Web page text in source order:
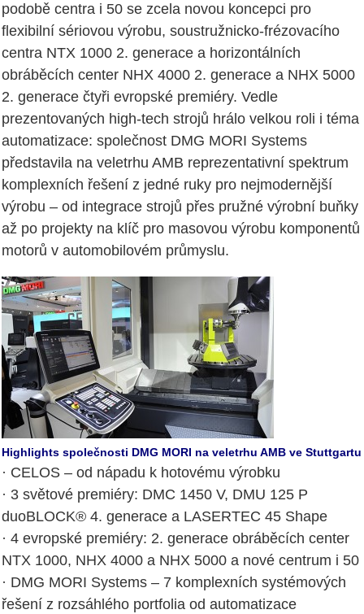
podobě centra i 50 se zcela novou koncepci pro
flexibilní sériovou výrobu, soustružnicko-frézovacího
centra NTX 1000 2. generace a horizontálních
obráběcích center NHX 4000 2. generace a NHX 5000
2. generace čtyři evropské premiéry. Vedle
prezentovaných high-tech strojů hrálo velkou roli i téma
automatizace: společnost DMG MORI Systems
představila na veletrhu AMB reprezentativní spektrum
komplexních řešení z jedné ruky pro nejmodernější
výrobu – od integrace strojů přes pružné výrobní buňky
až po projekty na klíč pro masovou výrobu komponentů
motorů v automobilovém průmyslu.
Highlights společnosti DMG MORI na veletrhu AMB ve Stuttgartu
· CELOS – od nápadu k hotovému výrobku
· 3 světové premiéry: DMC 1450 V, DMU 125 P
duoBLOCK® 4. generace a LASERTEC 45 Shape
· 4 evropské premiéry: 2. generace obráběcích center
NTX 1000, NHX 4000 a NHX 5000 a nové centrum i 50
· DMG MORI Systems – 7 komplexních systémových
řešení z rozsáhlého portfolia od automatizace